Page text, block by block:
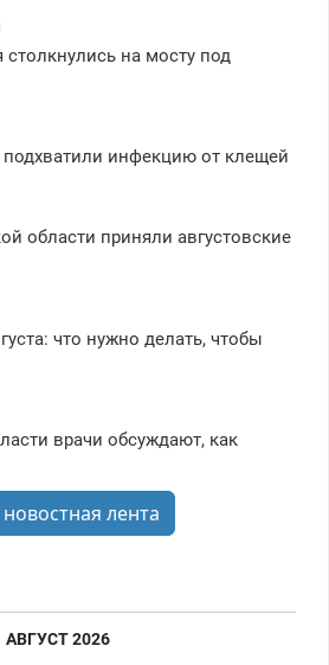
на мосту под
инфекцию от клещей
области приняли августовские
что нужно делать, чтобы
врачи обсуждают, как
новостная лента
АВГУСТ 2026